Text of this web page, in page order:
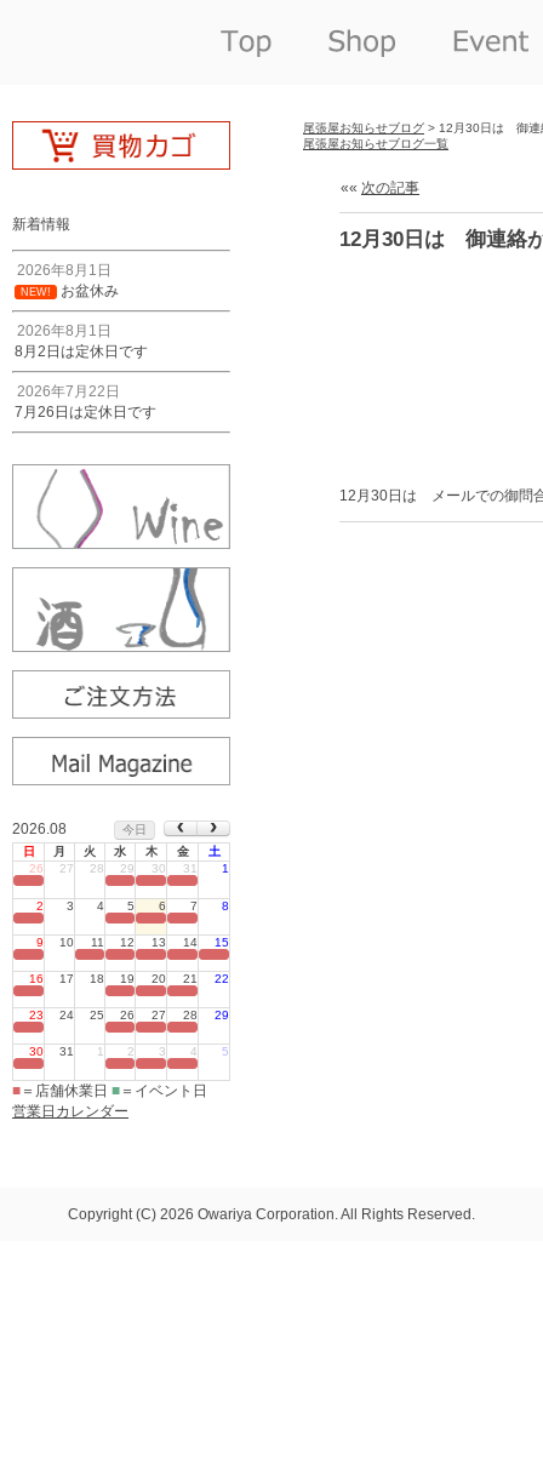
新着情報
2026年8月1日
NEW! お盆休み
2026年8月1日
8月2日は定休日です
2026年7月22日
7月26日は定休日です
2026.08
今日
日
月 火 水 木 金
土
26
27 28 29 30 31 1
2 3 4 5 6 7 8
9 10 11 12 13 14 15
16 17 18 19 20 21 22
23 24 25 26 27 28 29
30 31 1 2 3 4 5
■ ＝店舗休業日 ■ ＝イベント日
営業日カレンダー
尾張屋お知らせブログ > 12月30日は 御連
尾張屋お知らせブログ一覧
«« 次の記事
12月30日は 御連絡
12月30日は メールでの御問
Copyright (C) 2026 Owariya Corporation. All Rights Reserved.